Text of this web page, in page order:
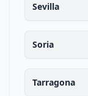
Sevilla
Soria
Tarragona